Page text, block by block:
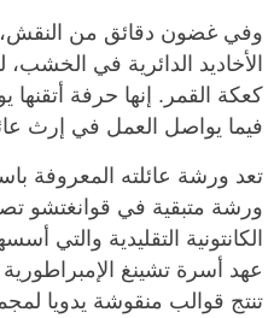
وفي غضون دقائق من
الأخاديد الدائرية في
كعكة القمر. إنها حرفة
فيما يواصل العمل في إرث عائلي
تعد ورشة عائلته المعروفة
ورشة متبقية في قوانغتشو
الكانتونية التقليدية والتي
تنتج قوالب منقوشة يدويا